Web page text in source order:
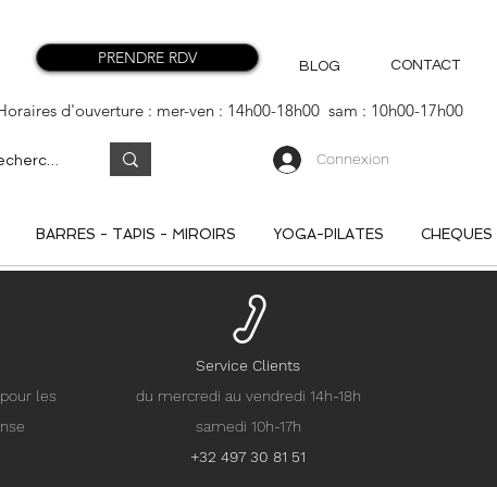
PRENDRE RDV BLOG CONTACT
d'ouverture : mer-ven : 14h00-18h00 sam : 10h00-17h00
Connexion
BARRES - TAPIS - MIROIRS YOGA-PILATES CHEQUES
les
Service Clients
du mercredi au vendredi 14h-18h
samedi 10h-17h
+32 497 30 81 51